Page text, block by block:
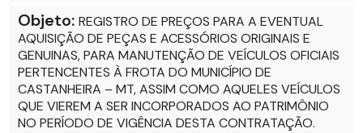
Objeto: REGISTRO DE PREÇOS PARA A EVENTUAL
AQUISIÇÃO DE PEÇAS E ACESSÓRIOS ORIGINAIS E
GENUINAS, PARA MANUTENÇÃO DE VEÍCULOS OFICIAIS
PERTENCENTES À FROTA DO MUNICÍPIO DE
CASTANHEIRA – MT, ASSIM COMO AQUELES VEÍCULOS
QUE VIEREM A SER INCORPORADOS AO PATRIMÔNIO
NO PERÍODO DE VIGÊNCIA DESTA CONTRATAÇÃO.